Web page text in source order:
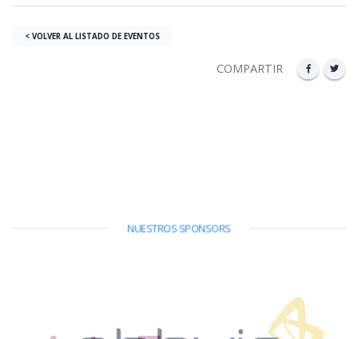
< VOLVER AL LISTADO DE EVENTOS
COMPARTIR
NUESTROS SPONSORS